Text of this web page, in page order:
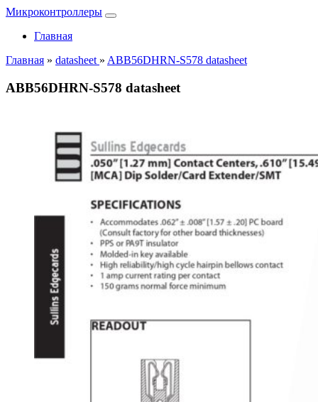
Микроконтроллеры
Главная
Главная » datasheet » ABB56DHRN-S578 datasheet
ABB56DHRN-S578 datasheet